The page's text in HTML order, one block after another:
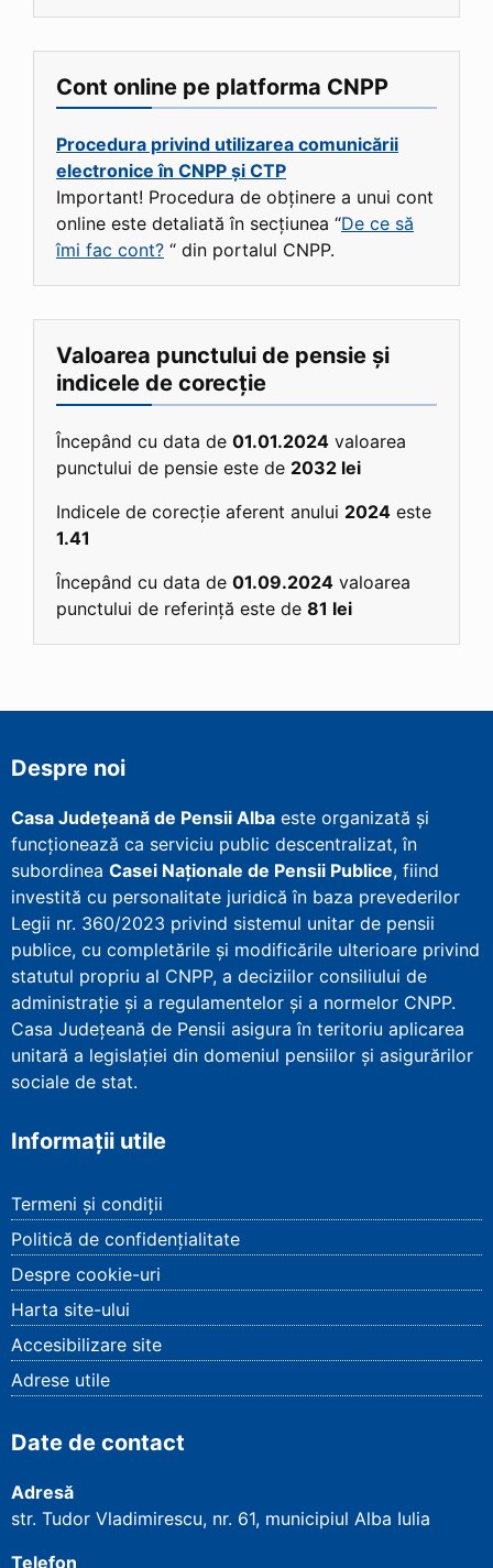
Cont online pe platforma CNPP
Procedura privind utilizarea comunicării
electronice în CNPP și CTP
Important! Procedura de obținere a unui cont
online este detaliată în secțiunea “De ce să
îmi fac cont? “ din portalul CNPP.
Valoarea punctului de pensie și
indicele de corecție
Începând cu data de 01.01.2024 valoarea
punctului de pensie este de 2032 lei
Indicele de corecție aferent anului 2024 este
1.41
Începând cu data de 01.09.2024 valoarea
punctului de referință este de 81 lei
Despre noi
Casa Județeană de Pensii Alba este organizată și
funcționează ca serviciu public descentralizat, în
subordinea Casei Naționale de Pensii Publice, fiind
investită cu personalitate juridică în baza prevederilor
Legii nr. 360/2023 privind sistemul unitar de pensii
publice, cu completările și modificările ulterioare privind
statutul propriu al CNPP, a deciziilor consiliului de
administrație și a regulamentelor și a normelor CNPP.
Casa Județeană de Pensii asigura în teritoriu aplicarea
unitară a legislației din domeniul pensiilor și asigurărilor
sociale de stat.
Informații utile
Termeni și condiții
Politică de confidențialitate
Despre cookie-uri
Harta site-ului
Accesibilizare site
Adrese utile
Date de contact
Adresă
str. Tudor Vladimirescu, nr. 61, municipiul Alba Iulia
Telefon